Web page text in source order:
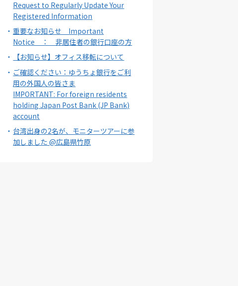
Request to Regularly Update Your
Registered Information
重要なお知らせ Important
Notice ： 非居住者の銀行口座の方
【お知らせ】オフィス移転について
ご確認ください：ゆうちょ銀行をご利
用の外国人の皆さま
IMPORTANT: For foreign residents
holding Japan Post Bank (JP Bank)
account
台湾出身の2名が、モニターツアーに参
加しました @広島県竹原